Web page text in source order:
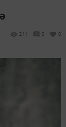
211 0 0